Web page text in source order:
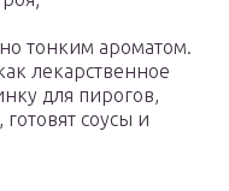
тонким ароматом.
лекарственное
для пирогов,
соусы и